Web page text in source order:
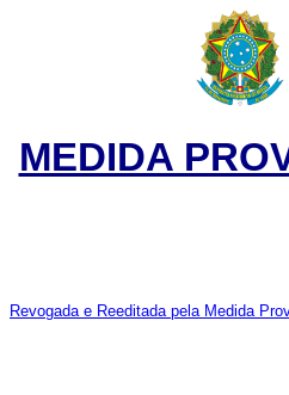
MEDIDA
Revogada e Reeditada pela Medida